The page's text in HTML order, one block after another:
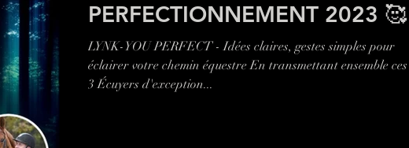
PERFECTIONNEMENT 2023 🥰
LYNK-YOU PERFECT - Idées claires, gestes simples pour
éclairer votre chemin équestre En transmettant ensemble ces
3 Écuyers d'exception...